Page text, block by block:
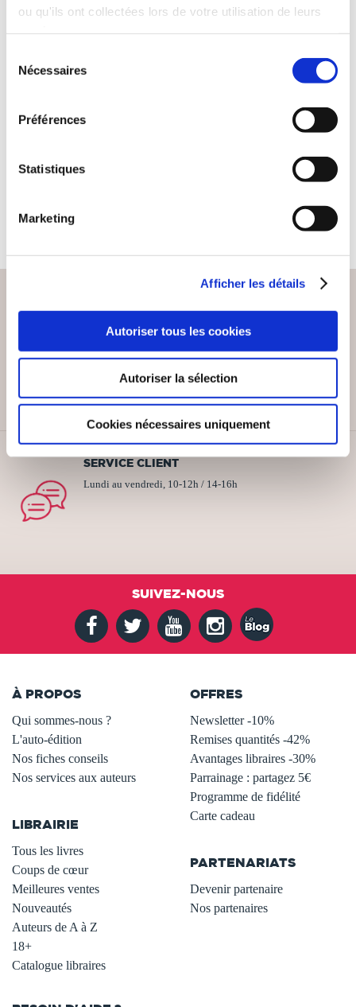
ou qu'ils ont collectées lors de votre utilisation de leurs
Nécessaires
Préférences
Statistiques
Marketing
Afficher les détails
Autoriser tous les cookies
Autoriser la sélection
Cookies nécessaires uniquement
BETRAYAL
Romans d'amour
Remises quantités jusqu'à -42%
SERVICE CLIENT
Lundi au vendredi, 10-12h / 14-16h
SUIVEZ-NOUS
À PROPOS
Qui sommes-nous ?
L'auto-édition
Nos fiches conseils
Nos services aux auteurs
LIBRAIRIE
Tous les livres
Coups de cœur
Meilleures ventes
Nouveautés
Auteurs de A à Z
18+
Catalogue libraires
OFFRES
Newsletter -10%
Remises quantités -42%
Avantages libraires -30%
Parrainage : partagez 5€
Programme de fidélité
Carte cadeau
PARTENARIATS
Devenir partenaire
Nos partenaires